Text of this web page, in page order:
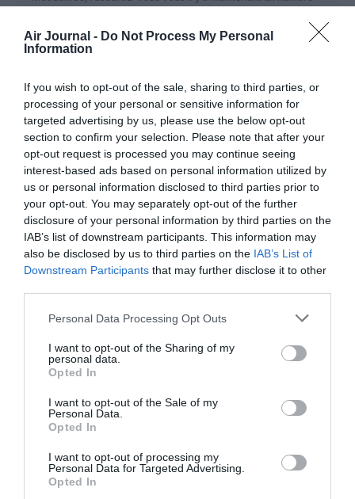
Air Journal - Do Not Process My Personal
Information
If you wish to opt-out of the sale, sharing to third parties, or
processing of your personal or sensitive information for
targeted advertising by us, please use the below opt-out
section to confirm your selection. Please note that after your
opt-out request is processed you may continue seeing
interest-based ads based on personal information utilized by
us or personal information disclosed to third parties prior to
your opt-out. You may separately opt-out of the further
disclosure of your personal information by third parties on the
IAB’s list of downstream participants. This information may
also be disclosed by us to third parties on the IAB’s List of
Downstream Participants that may further disclose it to other
Personal Data Processing Opt Outs
I want to opt-out of the Sharing of my
personal data.
Opted In
I want to opt-out of the Sale of my
Personal Data.
Opted In
I want to opt-out of processing my
Personal Data for Targeted Advertising.
Opted In
RÉPONDRE
nom a commenté :
10 mars 2025 - 13 h 00
min
Pourquoi ne pas l’avoir noté dans sa feuille de
contrôle !!!
Ne mérite pas d’être instructrice .
RÉPONDRE
LAISSER UN COMMENTAIRE
FAIRE UN DON
Soutenez Air Journal participez
à son